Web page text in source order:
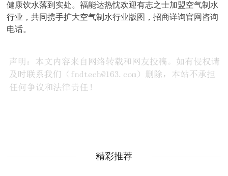
健康饮水落到实处。福能达热忱欢迎有志之士加盟空气制水
行业，共同携手扩大空气制水行业版图，招商详询官网咨询
电话。
精彩推荐